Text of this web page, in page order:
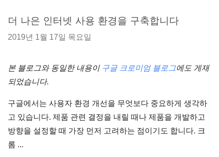
더 나은 인터넷 사용 환경을 구축합니다
2019년 1월 17일 목요일
본 블로그와 동일한 내용이 구글 크로미엄 블로그에도 게재
되었습니다.
구글에서는 사용자 환경 개선을 무엇보다 중요하게 생각하
고 있습니다. 제품 관련 결정을 내릴 때나 제품을 개발하고
방향을 설정할 때 가장 먼저 고려하는 점이기도 합니다. 크
롬 ...